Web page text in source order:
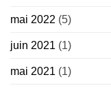
mai 2022 (5)
juin 2021 (1)
mai 2021 (1)